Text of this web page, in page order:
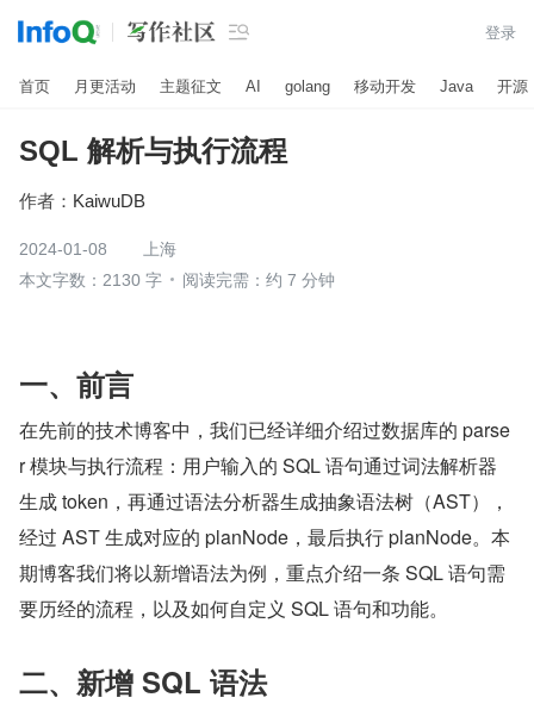
 登录
首页 月更活动 主题征文 AI golang 移动开发 Java 开源
SQL 解析与执行流程
作者： KaiwuDB
2024-01-08
上海
本文字数：2130 字
阅读完需：约 7 分钟
一、前言
在先前的技术博客中，我们已经详细介绍过数据库的 parse
r 模块与执行流程：用户输入的 SQL 语句通过词法解析器
生成 token，再通过语法分析器生成抽象语法树（AST），
经过 AST 生成对应的 planNode，最后执行 planNode。本
期博客我们将以新增语法为例，重点介绍一条 SQL 语句需
要历经的流程，以及如何自定义 SQL 语句和功能。
二、新增 SQL 语法